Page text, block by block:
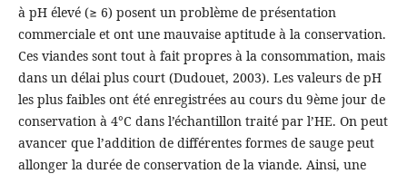
à pH élevé (≥ 6) posent un problème de présentation
commerciale et ont une mauvaise aptitude à la conservation.
Ces viandes sont tout à fait propres à la consommation, mais
dans un délai plus court (Dudouet, 2003). Les valeurs de pH
les plus faibles ont été enregistrées au cours du 9ème jour de
conservation à 4°C dans l’échantillon traité par l’HE. On peut
avancer que l’addition de différentes formes de sauge peut
allonger la durée de conservation de la viande. Ainsi, une